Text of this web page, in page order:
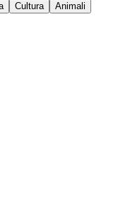
Cultura
Animali